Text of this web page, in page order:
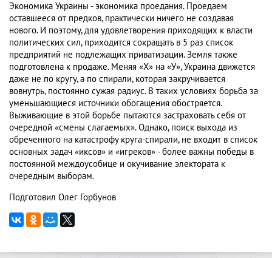
Экономика Украины - экономика проедания. Проедаем
оставшееся от предков, практически ничего не создавая
нового. И поэтому, для удовлетворения приходящих к власти
политических сил, приходится сокращать в 5 раз список
предприятий не подлежащих приватизации. Земля также
подготовлена к продаже. Меняя «Х» на «У», Украина движется
даже не по кругу, а по спирали, которая закручивается
вовнутрь, постоянно сужая радиус. В таких условиях борьба за
уменьшающиеся источники обогащения обостряется.
Выживающие в этой борьбе пытаются застраховать себя от
очередной «смены слагаемых». Однако, поиск выхода из
обреченного на катастрофу круга-спирали, не входит в список
основных задач «иксов» и «игреков» - более важны победы в
постоянной междоусобице и окучивание электората к
очередным выборам.
Подготовил Олег Горбунов